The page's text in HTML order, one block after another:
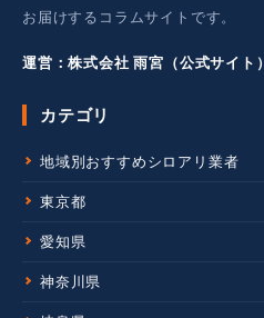
お届けするコラムサイトです。
運営：株式会社 雨宮（公式サイト）
カテゴリ
地域別おすすめシロアリ業者
東京都
愛知県
神奈川県